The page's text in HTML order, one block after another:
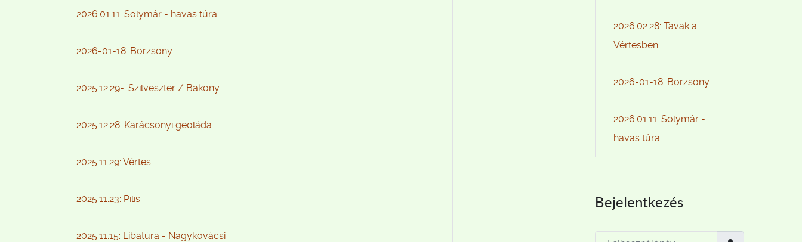
2026.01.11: Solymár - havas túra
2026-01-18: Börzsöny
2025.12.29-: Szilveszter / Bakony
2025.12.28: Karácsonyi geoláda
2025.11.29: Vértes
2025.11.23: Pilis
2025.11.15: Libatúra - Nagykovácsi
2026.02.28: Tavak a
Vértesben
2026-01-18: Börzsöny
2026.01.11: Solymár -
havas túra
Bejelentkezés